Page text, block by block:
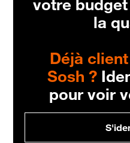
votre
la
Déjà
Sosh ?
pour voir